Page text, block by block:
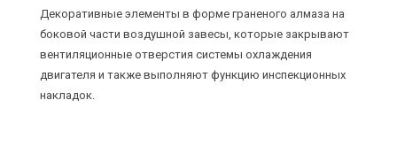
Декоративные элементы в форме граненого алмаза на
боковой части воздушной завесы, которые закрывают
вентиляционные отверстия системы охлаждения
двигателя и также выполняют функцию инспекционных
накладок.